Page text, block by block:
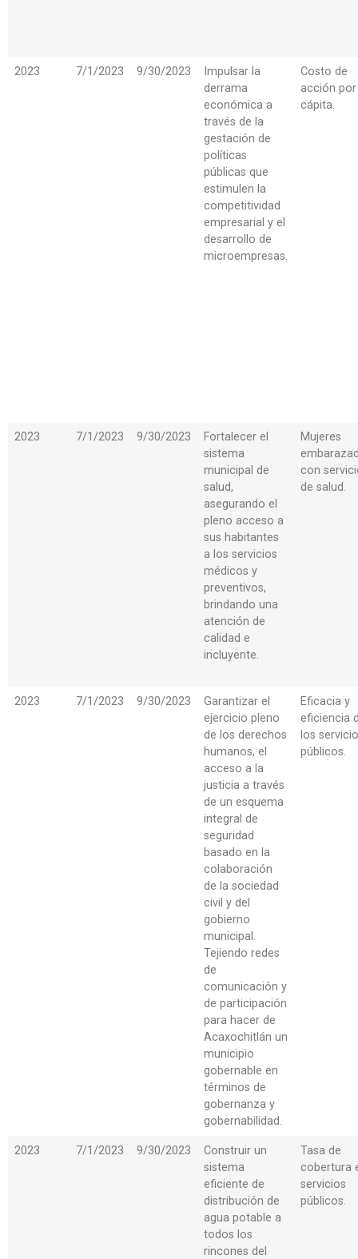
2023 7/1/2023 9/30/2023
Impulsar la
derrama
económica a
través de la
gestación de
políticas
públicas que
estimulen la
competitividad
empresarial y el
desarrollo de
microempresas.
Costo de
acción por
cápita.
2023 7/1/2023 9/30/2023
Fortalecer el
sistema
municipal de
salud,
asegurando el
pleno acceso a
sus habitantes
a los servicios
médicos y
preventivos,
brindando una
atención de
calidad e
incluyente.
Mujeres
con
de salud.
2023 7/1/2023 9/30/2023
Garantizar el
ejercicio pleno
de los derechos
humanos, el
acceso a la
justicia a través
de un esquema
integral de
seguridad
basado en la
colaboración
de la sociedad
civil y del
gobierno
municipal.
Tejiendo redes
de
comunicación y
de participación
para hacer de
Acaxochitlán un
municipio
gobernable en
términos de
gobernanza y
gobernabilidad.
Eficacia y
eficiencia
los
públicos.
2023 7/1/2023 9/30/2023
Construir un
sistema
eficiente de
distribución de
agua potable a
todos los
rincones del
Tasa de
cobertura
servicios
públicos.